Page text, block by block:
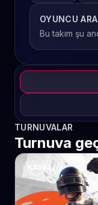
OYUNCU
Bu takım şu
TURNUVALAR
Turnuva
KAPALI